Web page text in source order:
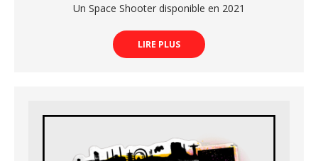
Un Space Shooter disponible en 2021
LIRE PLUS